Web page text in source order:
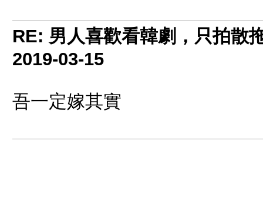
RE: 男人喜歡看韓劇，只拍散
2019-03-15
吾一定嫁其實